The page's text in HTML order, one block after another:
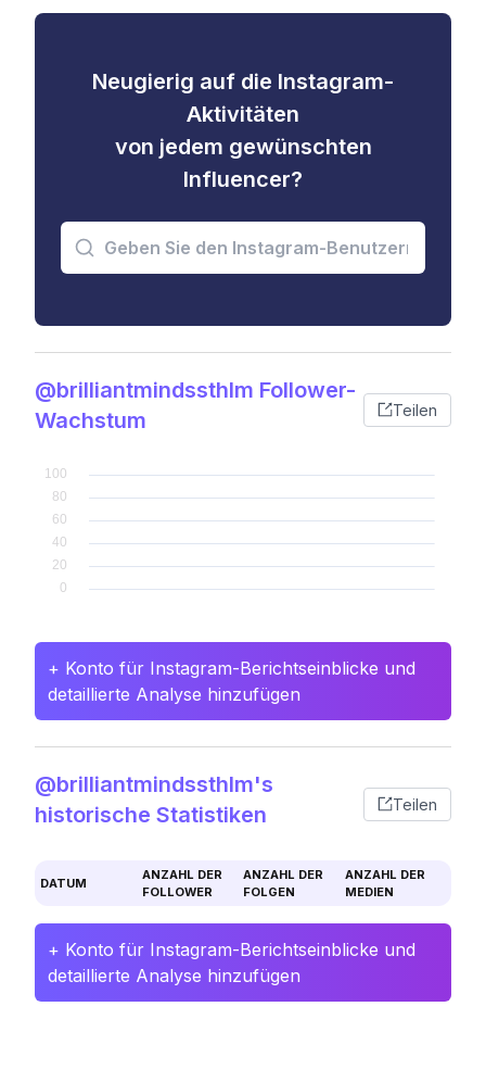
Neugierig auf die Instagram-
Aktivitäten
von jedem gewünschten
Influencer?
@brilliantmindssthlm Follower-
Wachstum
Teilen
+ Konto für Instagram-Berichtseinblicke und
detaillierte Analyse hinzufügen
@brilliantmindssthlm's
historische Statistiken
Teilen
DATUM
ANZAHL DER
FOLLOWER
ANZAHL DER
FOLGEN
ANZAHL DER
MEDIEN
+ Konto für Instagram-Berichtseinblicke und
detaillierte Analyse hinzufügen